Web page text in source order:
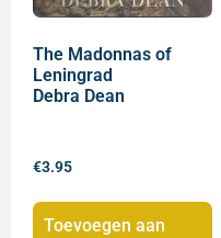
The Madonnas of
Leningrad
Debra Dean
€3.95
Toevoegen aan